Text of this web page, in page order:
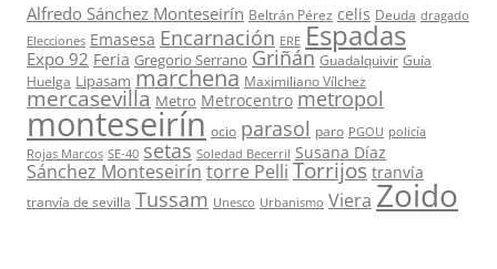
Alfredo Sánchez Monteseirín Beltrán Pérez celis Deuda dragado
Elecciones Emasesa Encarnación ERE Espadas
Expo 92 Feria Gregorio Serrano Griñán Guadalquivir Guía
Huelga Lipasam marchena Maximiliano Vílchez
mercasevilla Metro Metrocentro metropol
monteseirín ocio parasol paro PGOU policía
Rojas Marcos SE-40 setas Soledad Becerril Susana Díaz
Sánchez Monteseirín torre Pelli Torrijos tranvía
tranvía de sevilla Tussam Unesco Urbanismo Viera Zoido